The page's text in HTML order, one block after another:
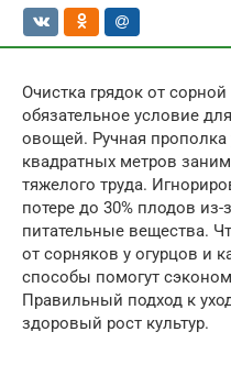
Очистка грядок от
обязательное условие
овощей. Ручная
квадратных метров
тяжелого труда.
потере до 30% плодов из-
питательные вещества.
от сорняков у огурцов и
способы помогут
Правильный подход к
здоровый рост культур.